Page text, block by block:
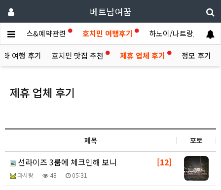
베트남여꿈
휴서비스&예약관련 호치민 여행후기 하노이/나트랑/다낭/
라 여행 후기 호치민 맛집 추천 제휴 업체 후기 정모 후기
제휴 업체 후기
제목 포토
[12]
선라이즈 3룸에 체크인해 보니
과사랑 48 05:31